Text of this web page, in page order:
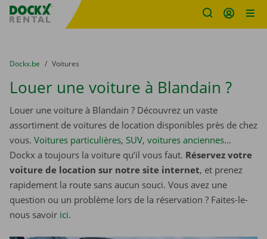
sitename
You are here:
du
Dockx.be to
Voitures
Louer une voiture à Blandain ?
Louer une voiture à Blandain ? Découvrez un vaste
assortiment de voitures de location disponibles près de chez
vous. Voitures particulières, SUV, voitures anciennes…
Dockx a toujours la voiture qu’il vous faut. Réservez votre
voiture de location sur notre site internet, et prenez
rapidement la route sans aucun souci. Vous avez une
question ou un problème lors de la réservation ? Faites-le-
nous savoir ici.